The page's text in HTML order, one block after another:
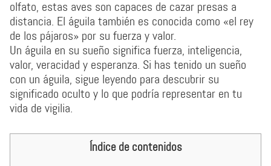
olfato, estas aves son capaces de cazar presas a
distancia. El águila también es conocida como «el rey
de los pájaros» por su fuerza y valor.
Un águila en su sueño significa fuerza, inteligencia,
valor, veracidad y esperanza. Si has tenido un sueño
con un águila, sigue leyendo para descubrir su
significado oculto y lo que podría representar en tu
vida de vigilia.
Índice de contenidos